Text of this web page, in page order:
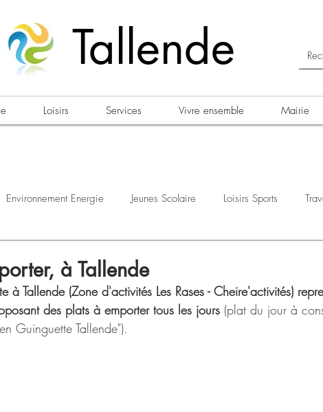
Tallende
Loisirs Services Vivre ensemble Mairie
Environnement Energie Jeunes Scolaire Loisirs Sports
à Tallende
à Tallende (Zone d'activités Les Rases - Cheire'activités)
des plats à emporter tous les jours (plat du jour à
Guinguette Tallende").